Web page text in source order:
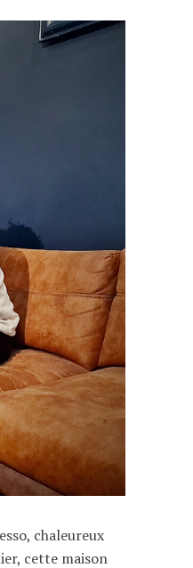
chaleureux
cette maison